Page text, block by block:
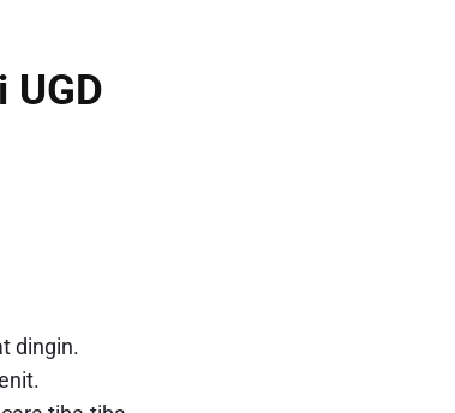
dingin.